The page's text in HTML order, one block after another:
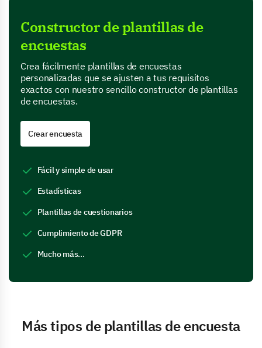
Constructor de plantillas de
encuestas
Crea fácilmente plantillas de encuestas
personalizadas que se ajusten a tus requisitos
exactos con nuestro sencillo constructor de plantillas
de encuestas.
Crear encuesta
Fácil y simple de usar
Estadísticas
Plantillas de cuestionarios
Cumplimiento de GDPR
Mucho más...
Más tipos de plantillas de encuesta